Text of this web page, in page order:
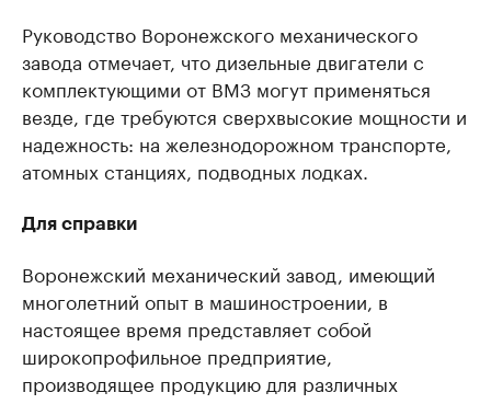
Руководство Воронежского механического
завода отмечает, что дизельные двигатели с
комплектующими от ВМЗ могут применяться
везде, где требуются сверхвысокие мощности и
надежность: на железнодорожном транспорте,
атомных станциях, подводных лодках.
Для справки
Воронежский механический завод, имеющий
многолетний опыт в машиностроении, в
настоящее время представляет собой
широкопрофильное предприятие,
производящее продукцию для различных